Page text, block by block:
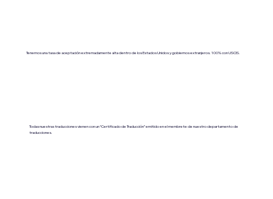
Tenemos una tasa de aceptación extremadamente alta dentro de los Estados Unidos y gobiernos extranjeros. 100% con USCIS.
Todas nuestras traducciones vienen con un “Certificado de Traducción” emitido en el membrete de nuestro departamento de
traducciones.